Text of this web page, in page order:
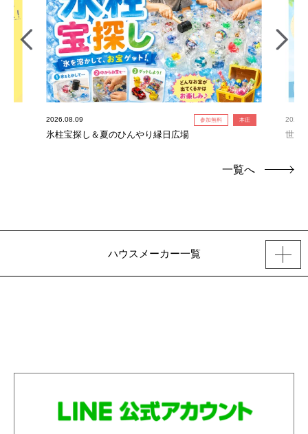
2026.08.09 参加無料 本庄
氷柱宝探し＆夏のひんやり縁日広場
世界
一覧へ
ハウスメーカー一覧